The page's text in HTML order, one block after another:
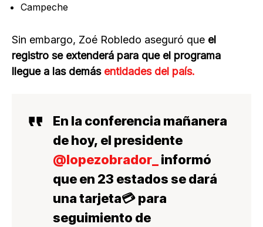
Campeche
Sin embargo, Zoé Robledo aseguró que el
registro se extenderá para que el programa
llegue a las demásentidades del país.
En la conferencia mañanera
de hoy, el presidente
@lopezobrador_
informó
que en 23 estados se dará
una tarjeta💳 para
seguimiento de